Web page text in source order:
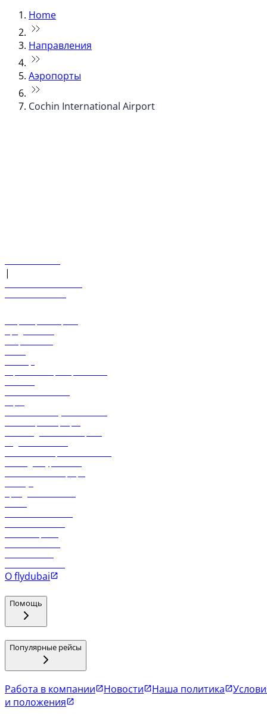
Home
Направления
Аэропорты
Cochin International Airport
|
О flydubai
Помощь
Популярные рейсы
Работа в компании Новости Наша политика
и положения